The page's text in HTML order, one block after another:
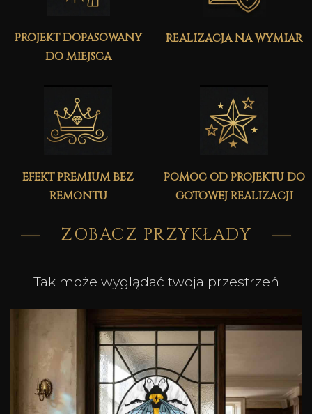
projekt dopasowany
do miejsca
realizacja na wymiar
efekt premium bez
remontu
pomoc od projektu do
gotowej realizacji
ZOBACZ PRZYKŁADY
Tak może wyglądać twoja przestrzeń